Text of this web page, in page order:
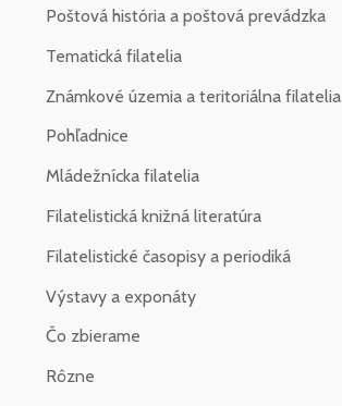
Poštová história a poštová prevádzka
Tematická filatelia
Známkové územia a teritoriálna filatelia
Pohľadnice
Mládežnícka filatelia
Filatelistická knižná literatúra
Filatelistické časopisy a periodiká
Výstavy a exponáty
Čo zbierame
Rôzne